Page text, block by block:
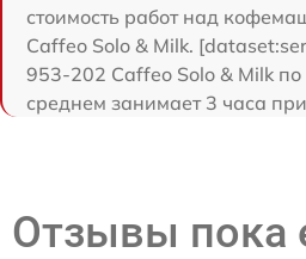
стоимость работ над
Caffeo Solo & Milk.
953-202 Caffeo Solo & Milk по
среднем занимает 3 часа
Отзывы пока